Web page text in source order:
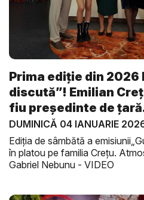
Prima ediție din 2026
discută”! Emilian
fiu președinte de
DUMINICĂ 04 IANUARIE
Ediția de sâmbătă a
în platou pe familia Crețu.
Gabriel Nebunu - VIDEO